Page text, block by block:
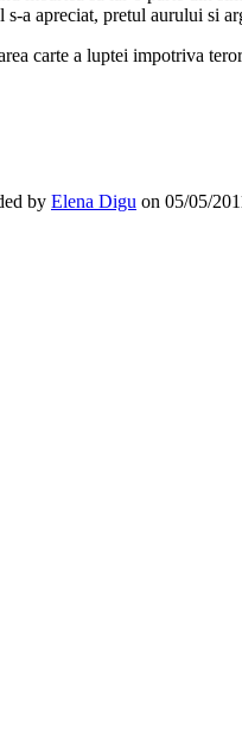
a apreciat, pretul aurului si
carte a luptei impotriva
by Elena Digu on 05/05/